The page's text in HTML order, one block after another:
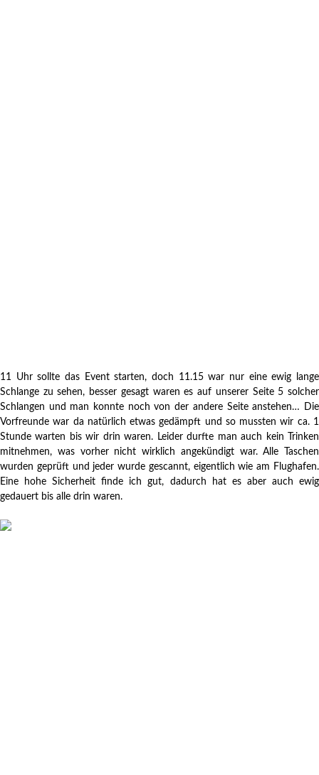
11 Uhr sollte das Event starten, doch 11.15 war nur eine ewig lange
Schlange zu sehen, besser gesagt waren es auf unserer Seite 5 solcher
Schlangen und man konnte noch von der andere Seite anstehen… Die
Vorfreunde war da natürlich etwas gedämpft und so mussten wir ca. 1
Stunde warten bis wir drin waren. Leider durfte man auch kein Trinken
mitnehmen, was vorher nicht wirklich angekündigt war. Alle Taschen
wurden geprüft und jeder wurde gescannt, eigentlich wie am Flughafen.
Eine hohe Sicherheit finde ich gut, dadurch hat es aber auch ewig
gedauert bis alle drin waren.